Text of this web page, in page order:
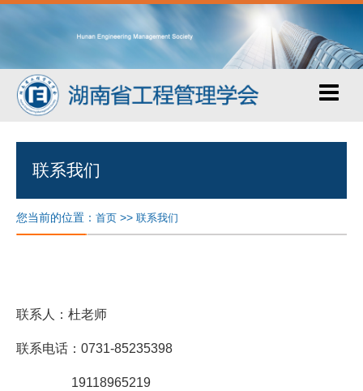
联系我们
您当前的位置： 首页 >> 联系我们
联系人：杜老师
联系电话：0731-85235398
19118965219